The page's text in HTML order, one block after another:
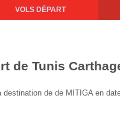
VOLS DÉPART
de Tunis
de de MITIGA en